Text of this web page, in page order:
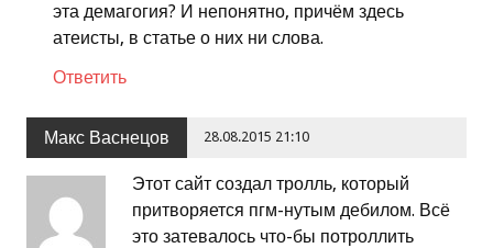
эта демагогия? И непонятно, причём здесь
атеисты, в статье о них ни слова.
Ответить
Макс Васнецов 28.08.2015 21:10
Этот сайт создал тролль, который
притворяется пгм-нутым дебилом. Всё
это затевалось что-бы потроллить